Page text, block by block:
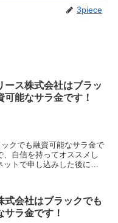
3piece
ース株式会社はブラッ
可能なサラ金です！
クでも融資可能なサラ金で
自信を持ってオススメし
ットで申し込みした後に電
式会社はブラックでも
サラ金です！